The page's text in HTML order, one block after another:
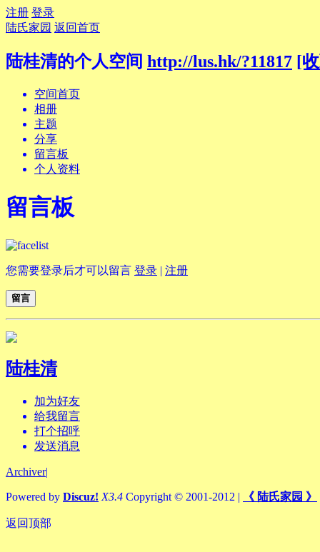
注册 登录
陆氏家园 返回首页
陆桂清的个人空间 http://lus.hk/?11817 [
空间首页
相册
主题
分享
留言板
个人资料
留言板
您需要登录后才可以留言 登录 | 注册
留言
陆桂清
加为好友
给我留言
打个招呼
发送消息
Archiver|
Powered by Discuz! X3.4 Copyright © 2001-2012 | 《 陆氏家园 》
返回顶部